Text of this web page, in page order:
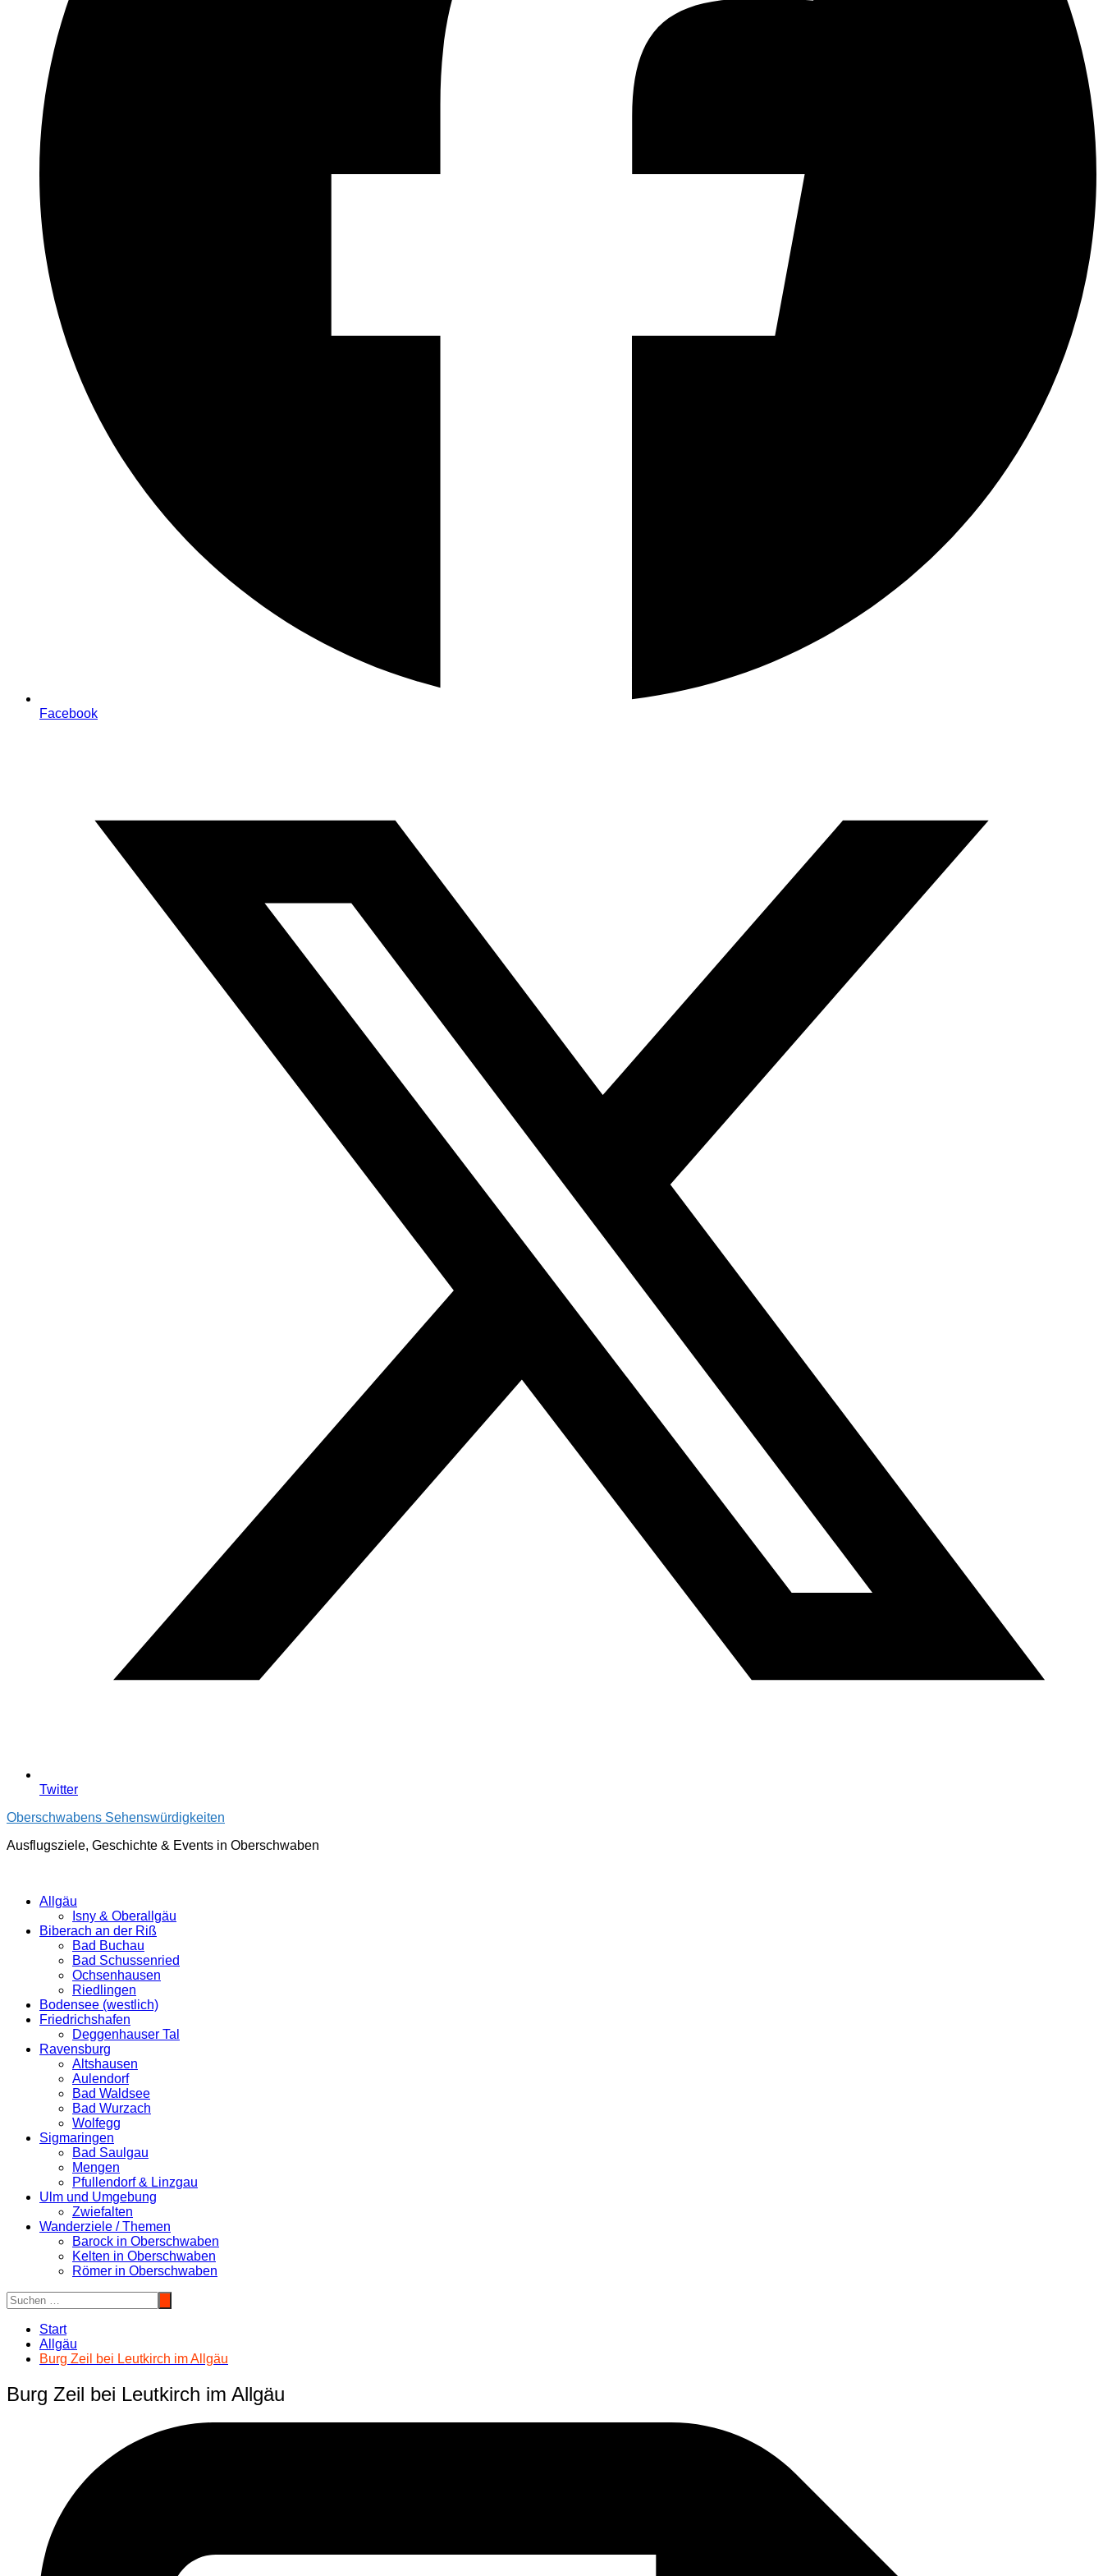
Facebook
Twitter
Oberschwabens Sehenswürdigkeiten
Ausflugsziele, Geschichte & Events in Oberschwaben
Allgäu
Isny & Oberallgäu
Biberach an der Riß
Bad Buchau
Bad Schussenried
Ochsenhausen
Riedlingen
Bodensee (westlich)
Friedrichshafen
Deggenhauser Tal
Ravensburg
Altshausen
Aulendorf
Bad Waldsee
Bad Wurzach
Wolfegg
Sigmaringen
Bad Saulgau
Mengen
Pfullendorf & Linzgau
Ulm und Umgebung
Zwiefalten
Wanderziele / Themen
Barock in Oberschwaben
Kelten in Oberschwaben
Römer in Oberschwaben
Start
Allgäu
Burg Zeil bei Leutkirch im Allgäu
Burg Zeil bei Leutkirch im Allgäu